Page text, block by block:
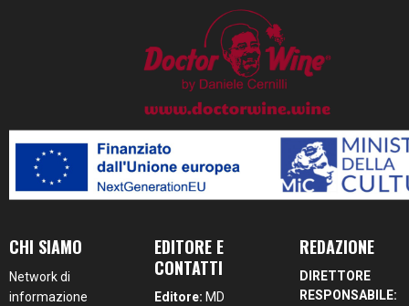
CHI SIAMO
Network di
informazione
EDITORE E
CONTATTI
Editore: MD
REDAZIONE
DIRETTORE
RESPONSABILE: